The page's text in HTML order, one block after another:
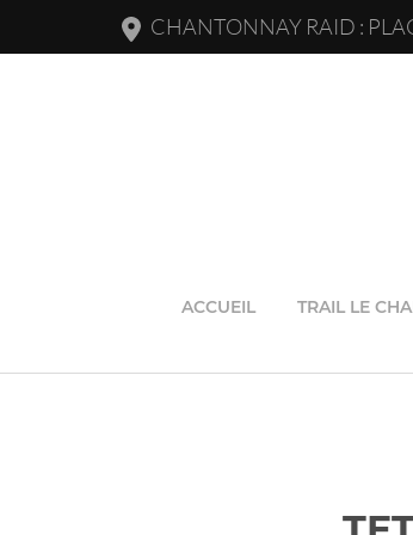
CHANTONNAY RAID :
ACCUEIL TRAIL LE